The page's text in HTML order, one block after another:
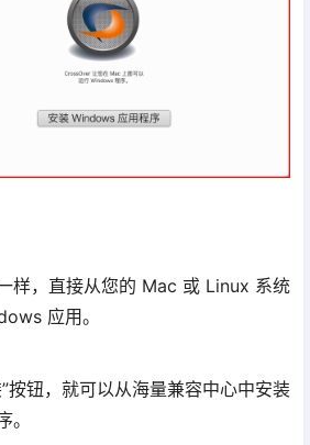
样，直接从您的 Mac 或 Linux 系统
应用。
按钮，就可以从海量兼容中心中安装